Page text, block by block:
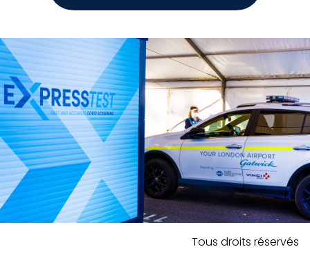
Tous droits réservés